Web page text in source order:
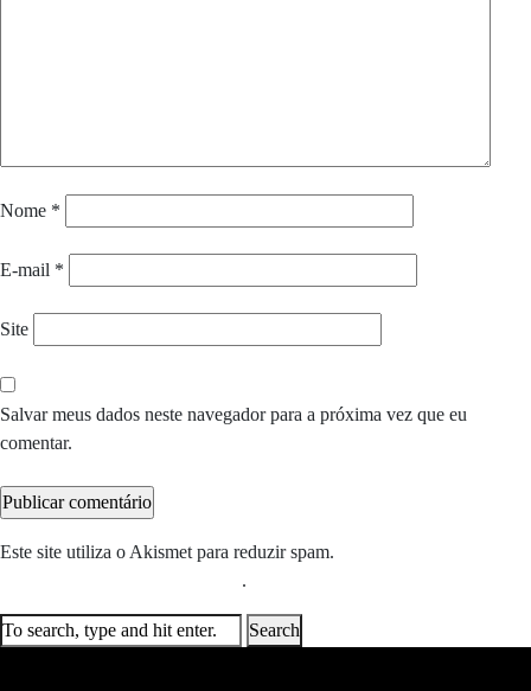
Nome *
E-mail *
Site
Salvar meus dados neste navegador para a próxima vez que eu
comentar.
Este site utiliza o Akismet para reduzir spam.
.
Search